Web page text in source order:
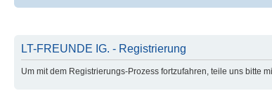
LT-FREUNDE IG. - Registrierung
Um mit dem Registrierungs-Prozess fortzufahren, teile uns bitte